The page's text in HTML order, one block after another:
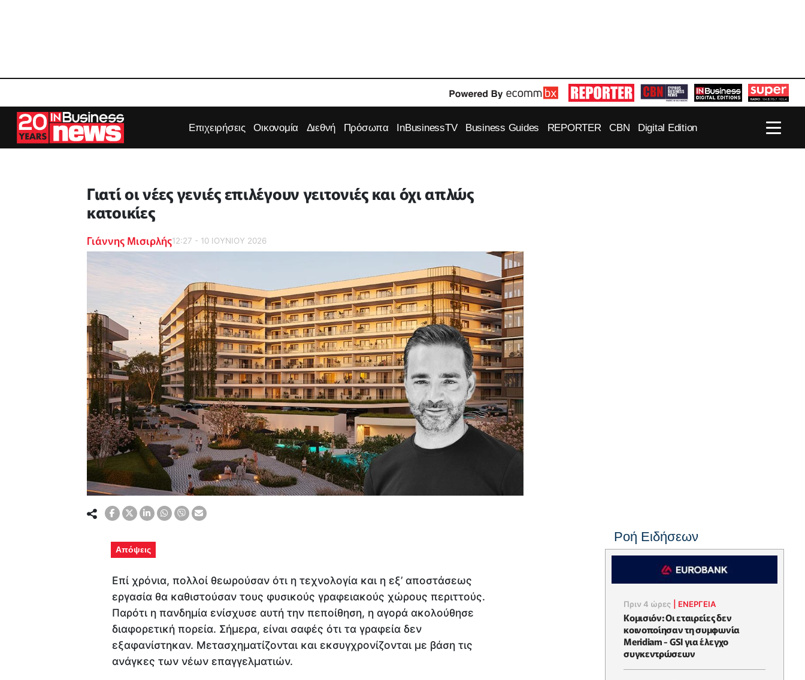
Επιχειρήσεις Οικονομία Διεθνή Πρόσωπα InBusinessTV Business Guides REPORTER CBN Digital Edition
Γιατί οι νέες γενιές επιλέγουν γειτονιές και όχι απλώς
κατοικίες
Γιάννης Μισιρλής12:27 - 10 ΙΟΥΝΙΟΥ 2026
Απόψεις
Επί χρόνια, πολλοί θεωρούσαν ότι η τεχνολογία και η εξ’ αποστάσεως
εργασία θα καθιστούσαν τους φυσικούς γραφειακούς χώρους περιττούς.
Παρότι η πανδημία ενίσχυσε αυτή την πεποίθηση, η αγορά ακολούθησε
διαφορετική πορεία. Σήμερα, είναι σαφές ότι τα γραφεία δεν
εξαφανίστηκαν. Μετασχηματίζονται και εκσυγχρονίζονται με βάση τις
ανάγκες των νέων επαγγελματιών.
Ροή Ειδήσεων
Πριν 4 ώρες ΕΝΈΡΓΕΙΑ
Κομισιόν: Οι εταιρείες δεν
κοινοποίησαν τη συμφωνία
Meridiam - GSI για έλεγχο
συγκεντρώσεων